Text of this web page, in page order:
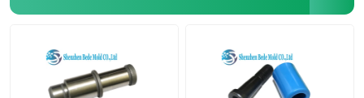
끝 선반 절단기
스테인리스 놀이쇠